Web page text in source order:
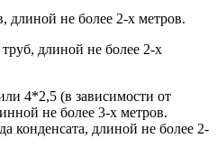
длиной не более 2-х метров.
длиной не более 2-х
4*2,5 (в зависимости от
не более 3-х метров.
конденсата, длиной не более 2-